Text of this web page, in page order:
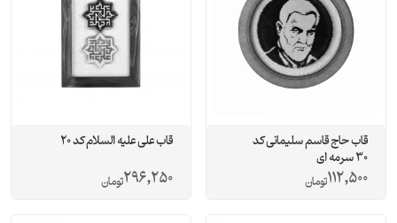
قاب حاج قاسم سلیمانی کد
30 سرمه ای
112,500تومان
قاب علی علیه السلام کد 20
296,250تومان